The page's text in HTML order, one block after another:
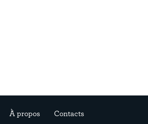
À propos Contacts